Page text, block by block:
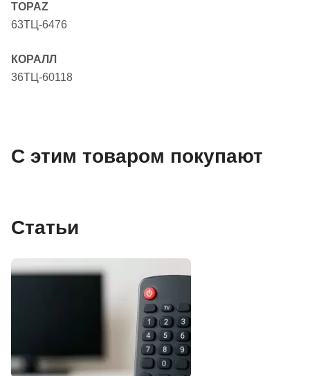
TOPAZ
63ТЦ-6476
КОРАЛЛ
36ТЦ-60118
С этим товаром покупают
Статьи